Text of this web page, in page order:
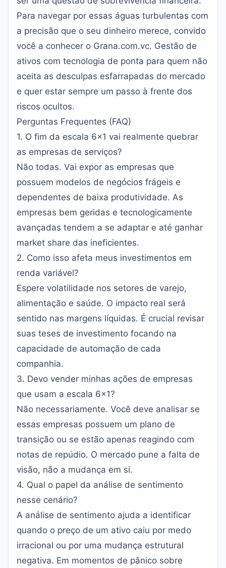
Para navegar por essas águas turbulentas com
a precisão que o seu dinheiro merece, convido
você a conhecer o Grana.com.vc. Gestão de
ativos com tecnologia de ponta para quem não
aceita as desculpas esfarrapadas do mercado
e quer estar sempre um passo à frente dos
riscos ocultos.
Perguntas Frequentes (FAQ)
1. O fim da escala 6x1 vai realmente quebrar
as empresas de serviços?
Não todas. Vai expor as empresas que
possuem modelos de negócios frágeis e
dependentes de baixa produtividade. As
empresas bem geridas e tecnologicamente
avançadas tendem a se adaptar e até ganhar
market share das ineficientes.
2. Como isso afeta meus investimentos em
renda variável?
Espere volatilidade nos setores de varejo,
alimentação e saúde. O impacto real será
sentido nas margens líquidas. É crucial revisar
suas teses de investimento focando na
capacidade de automação de cada
companhia.
3. Devo vender minhas ações de empresas
que usam a escala 6x1?
Não necessariamente. Você deve analisar se
essas empresas possuem um plano de
transição ou se estão apenas reagindo com
notas de repúdio. O mercado pune a falta de
visão, não a mudança em si.
4. Qual o papel da análise de sentimento
nesse cenário?
A análise de sentimento ajuda a identificar
quando o preço de um ativo caiu por medo
irracional ou por uma mudança estrutural
negativa. Em momentos de pânico sobre